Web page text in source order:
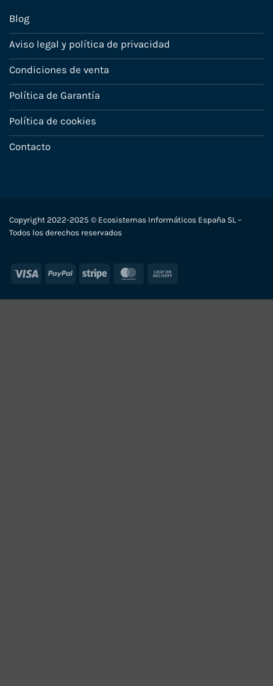
Blog
Aviso legal y política de privacidad
Condiciones de venta
Política de Garantía
Política de cookies
Contacto
Copyright 2022-2025 © Ecosistemas Informáticos España SL –
Todos los derechos reservados
Visa PayPal Stripe MasterCard